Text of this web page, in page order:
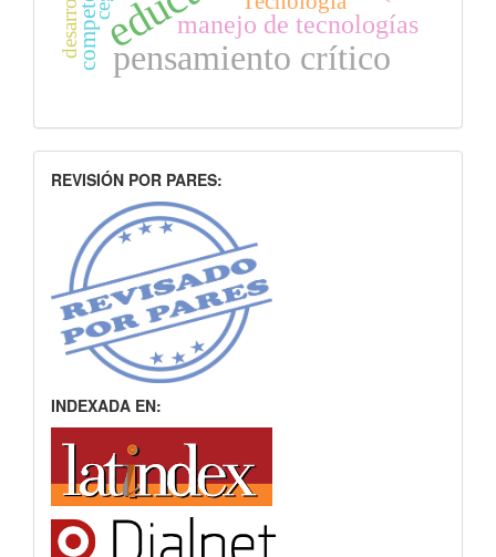
pensamiento crítico
manejo de tecnologías
INDEXACION
REVISIÓN POR PARES:
INDEXADA EN: